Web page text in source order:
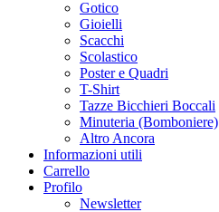
Gotico
Gioielli
Scacchi
Scolastico
Poster e Quadri
T-Shirt
Tazze Bicchieri Boccali
Minuteria (Bomboniere)
Altro Ancora
Informazioni utili
Carrello
Profilo
Newsletter